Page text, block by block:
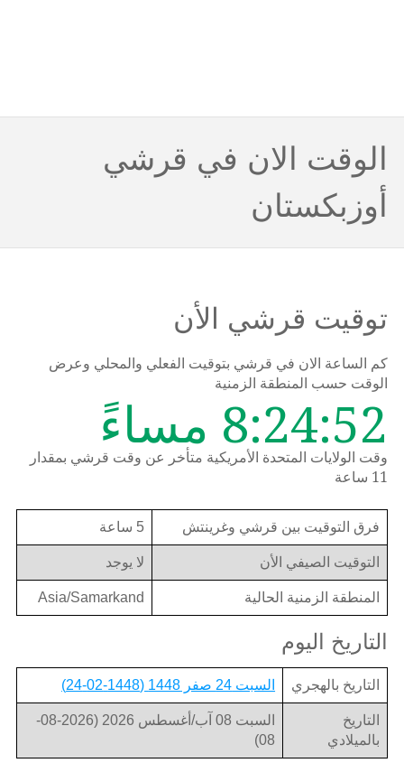
الوقت الان في قرشي
أوزبكستان
توقيت قرشي الأن
كم الساعة الان في قرشي بتوقيت الفعلي والمحلي وعرض
الوقت حسب المنطقة الزمنية
8:24:52 مساءً
وقت الولايات المتحدة الأمريكية متأخر عن وقت قرشي بمقدار
11 ساعة
فرق التوقيت بين قرشي وغرينتش 5 ساعة
التوقيت الصيفي الأن لا يوجد
المنطقة الزمنية الحالية Asia/Samarkand
التاريخ اليوم
التاريخ بالهجري السبت 24 صفر 1448 (1448-02-24)
التاريخ
بالميلادي
السبت 08 آب/أغسطس 2026 (2026-08-
08)